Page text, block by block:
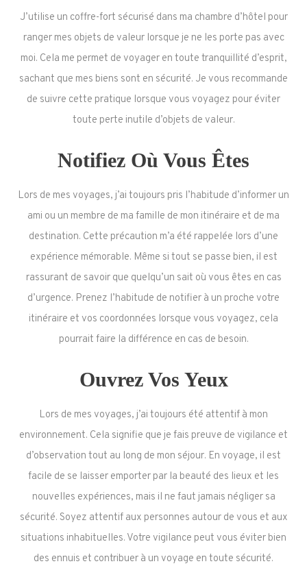
J’utilise un coffre-fort sécurisé dans ma chambre d’hôtel pour
ranger mes objets de valeur lorsque je ne les porte pas avec
moi. Cela me permet de voyager en toute tranquillité d’esprit,
sachant que mes biens sont en sécurité. Je vous recommande
de suivre cette pratique lorsque vous voyagez pour éviter
toute perte inutile d’objets de valeur.
Notifiez Où Vous Êtes
Lors de mes voyages, j’ai toujours pris l’habitude d’informer un
ami ou un membre de ma famille de mon itinéraire et de ma
destination. Cette précaution m’a été rappelée lors d’une
expérience mémorable. Même si tout se passe bien, il est
rassurant de savoir que quelqu’un sait où vous êtes en cas
d’urgence. Prenez l’habitude de notifier à un proche votre
itinéraire et vos coordonnées lorsque vous voyagez, cela
pourrait faire la différence en cas de besoin.
Ouvrez Vos Yeux
Lors de mes voyages, j’ai toujours été attentif à mon
environnement. Cela signifie que je fais preuve de vigilance et
d’observation tout au long de mon séjour. En voyage, il est
facile de se laisser emporter par la beauté des lieux et les
nouvelles expériences, mais il ne faut jamais négliger sa
sécurité. Soyez attentif aux personnes autour de vous et aux
situations inhabituelles. Votre vigilance peut vous éviter bien
des ennuis et contribuer à un voyage en toute sécurité.